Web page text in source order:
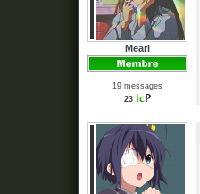
Meari
19 messages
23